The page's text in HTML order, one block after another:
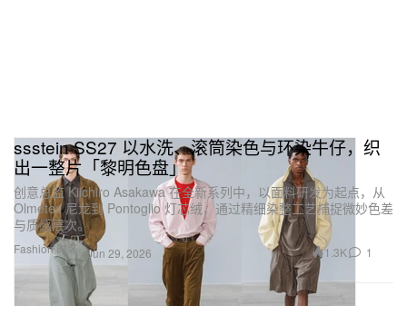
Fashion 时装
ssstein SS27 以水洗、滚筒染色与环染牛仔，织
出一整片「黎明色盘」
创意总监 Kiichiro Asakawa 在全新系列中，以面料研发为起点，从
Olmetex 尼龙到 Pontoglio 灯芯绒，通过精细染整工艺捕捉微妙色差
与质感层次。
Jun 29, 2026 1.3K 1